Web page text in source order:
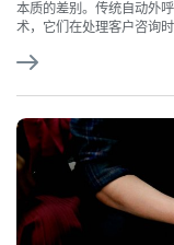
本质的差别。传统自动外
术，它们在处理客户咨询